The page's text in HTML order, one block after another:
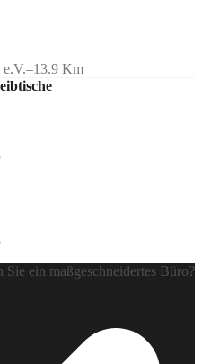
–13.9 Km
Sie ein maßgeschneidertes Büro?